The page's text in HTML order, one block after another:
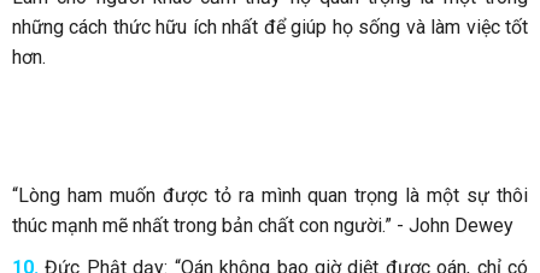
những cách thức hữu ích nhất để giúp họ sống và làm việc tốt
hơn.
“Lòng ham muốn được tỏ ra mình quan trọng là một sự thôi
thúc mạnh mẽ nhất trong bản chất con người.” - John Dewey
10. Đức Phật dạy: “Oán không bao giờ diệt được oán, chỉ có